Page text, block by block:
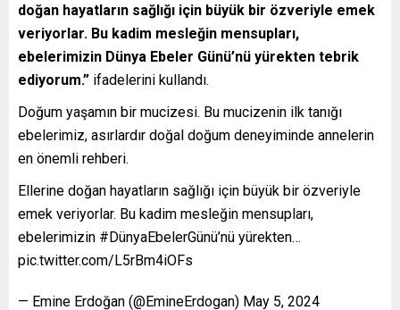
doğan hayatların sağlığı için büyük bir özveriyle emek
veriyorlar. Bu kadim mesleğin mensupları,
ebelerimizin Dünya Ebeler Günü’nü yürekten tebrik
ediyorum.” ifadelerini kullandı.
Doğum yaşamın bir mucizesi. Bu mucizenin ilk tanığı
ebelerimiz, asırlardır doğal doğum deneyiminde annelerin
en önemli rehberi.
Ellerine doğan hayatların sağlığı için büyük bir özveriyle
emek veriyorlar. Bu kadim mesleğin mensupları,
ebelerimizin #DünyaEbelerGünü’nü yürekten…
pic.twitter.com/L5rBm4iOFs
— Emine Erdoğan (@EmineErdogan) May 5, 2024